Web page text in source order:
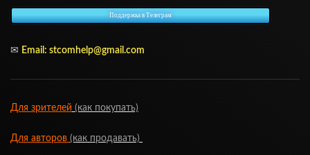
Поддержка в Телеграм
✉ Email: stcomhelp@gmail.com
Для зрителей (как покупать)
Для авторов (как продавать)